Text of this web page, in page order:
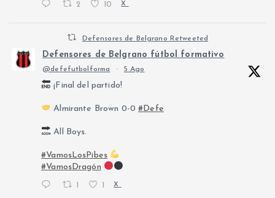
2 10 X
Defensores de Belgrano Retweeted
Defensores de Belgrano fútbol formativo
@defefutbolforma · 5 Ago
¡Final del partido!
Almirante Brown 0-0#Defe
All Boys.
#VamosLosPibes
#VamosDragón
X